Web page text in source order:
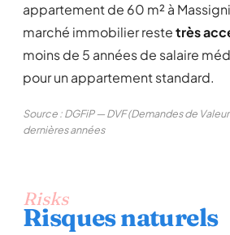
appartement de 60 m² à
marché immobilier restetrès
moins de 5 années de salaire
pour un appartement standard.
Source : DGFiP — DVF (Demandes de
dernières années
Risks
Risques naturels